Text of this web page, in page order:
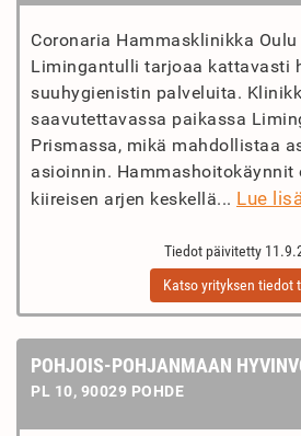
Coronaria Hammasklinikka Oulu
Limingantulli tarjoaa kattavasti
suuhygienistin palveluita.
saavutettavassa paikassa
Prismassa, mikä mahdollistaa
asioinnin. Hammashoitokäynnit
kiireisen arjen keskellä... Lue
Tiedot päivitetty
Katso yrityksen tiedot
POHJOIS-POHJANMAAN
PL 10, 90029 POHDE